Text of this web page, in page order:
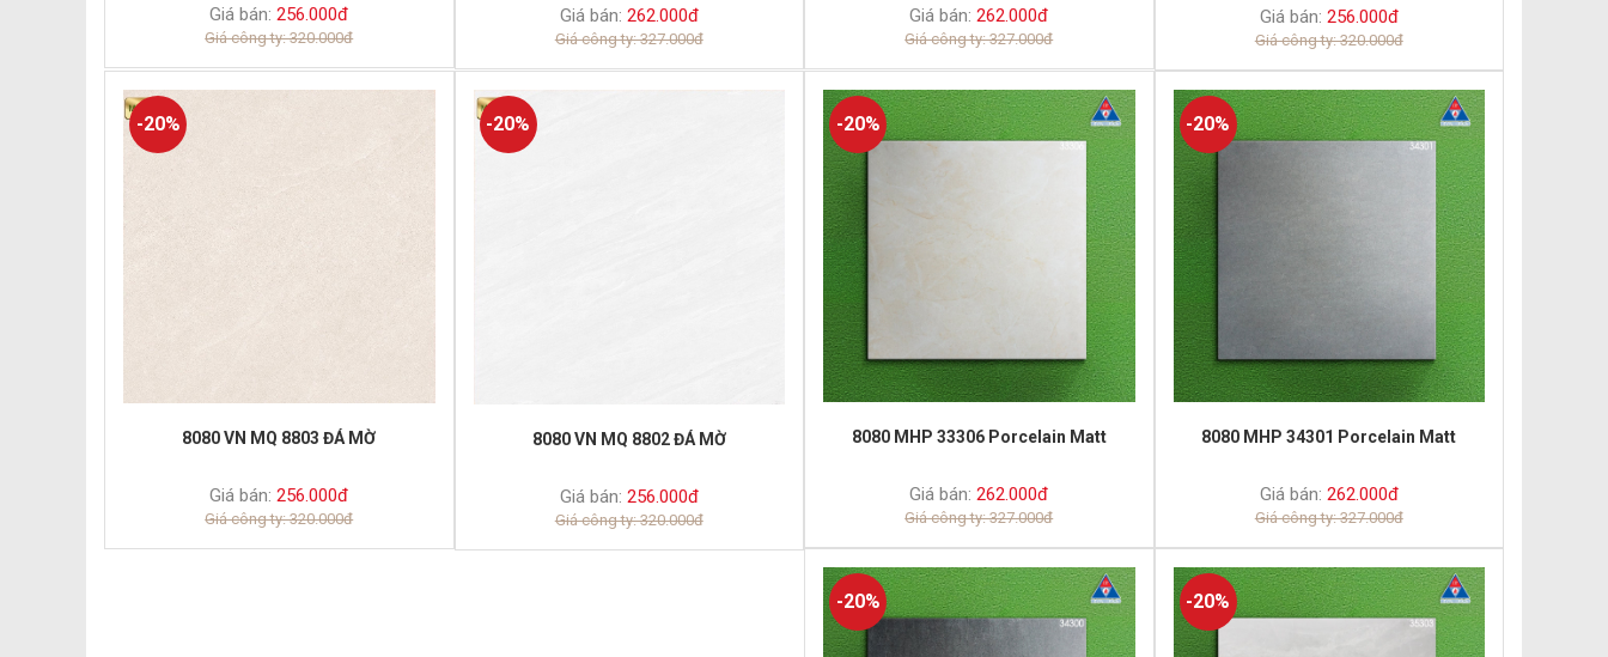
Giá bán: 256.000đ
Giá công ty: 320.000đ
Giá bán: 262.000đ
Giá công ty: 327.000đ
Giá bán: 262.000đ
Giá công ty: 327.000đ
Giá bán: 256.000đ
Giá công ty: 320.000đ
-20%
8080 VN MQ 8803 ĐÁ MỜ
Giá bán: 256.000đ
Giá công ty: 320.000đ
-20%
8080 VN MQ 8802 ĐÁ MỜ
Giá bán: 256.000đ
Giá công ty: 320.000đ
-20%
8080 MHP 33306 Porcelain Matt
Giá bán: 262.000đ
Giá công ty: 327.000đ
-20%
8080 MHP 34301 Porcelain Matt
Giá bán: 262.000đ
Giá công ty: 327.000đ
-20% -20%